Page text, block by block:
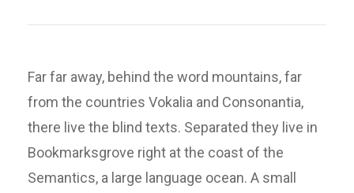
Far far away, behind the word mountains, far
from the countries Vokalia and Consonantia,
there live the blind texts. Separated they live in
Bookmarksgrove right at the coast of the
Semantics, a large language ocean. A small